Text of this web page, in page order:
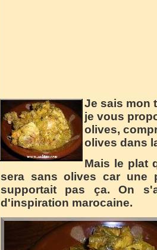
Je sais mon
je vous
olives,
olives dans
Mais le plat
sera sans olives car une
supportait pas ça. On
d'inspiration marocaine.